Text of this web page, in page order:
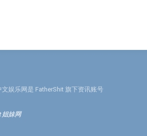
文娱乐网是 FatherShit 旗下资讯账号
姐妹网